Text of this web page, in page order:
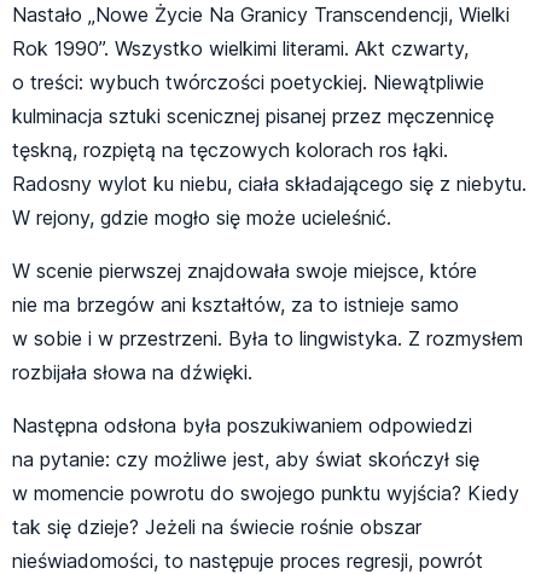
Nastało „Nowe Życie Na Granicy Transcendencji, Wielki
Rok 1990”. Wszystko wielkimi literami. Akt czwarty,
o treści: wybuch twórczości poetyckiej. Niewątpliwie
kulminacja sztuki scenicznej pisanej przez męczennicę
tęskną, rozpiętą na tęczowych kolorach ros łąki.
Radosny wylot ku niebu, ciała składającego się z niebytu.
W rejony, gdzie mogło się może ucieleśnić.
W scenie pierwszej znajdowała swoje miejsce, które
nie ma brzegów ani kształtów, za to istnieje samo
w sobie i w przestrzeni. Była to lingwistyka. Z rozmysłem
rozbijała słowa na dźwięki.
Następna odsłona była poszukiwaniem odpowiedzi
na pytanie: czy możliwe jest, aby świat skończył się
w momencie powrotu do swojego punktu wyjścia? Kiedy
tak się dzieje? Jeżeli na świecie rośnie obszar
nieświadomości, to następuje proces regresji, powrót